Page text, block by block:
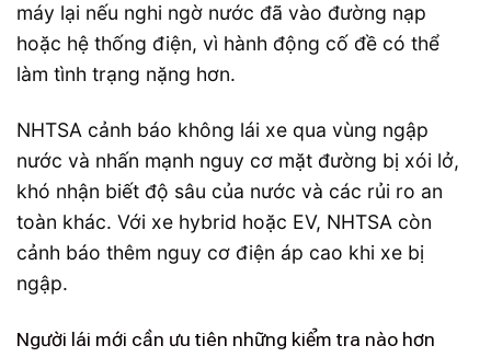
máy lại nếu nghi ngờ nước đã vào đường nạp
hoặc hệ thống điện, vì hành động cố đề có thể
làm tình trạng nặng hơn.
NHTSA cảnh báo không lái xe qua vùng ngập
nước và nhấn mạnh nguy cơ mặt đường bị xói lở,
khó nhận biết độ sâu của nước và các rủi ro an
toàn khác. Với xe hybrid hoặc EV, NHTSA còn
cảnh báo thêm nguy cơ điện áp cao khi xe bị
ngập.
Người lái mới cần ưu tiên những kiểm tra nào hơn